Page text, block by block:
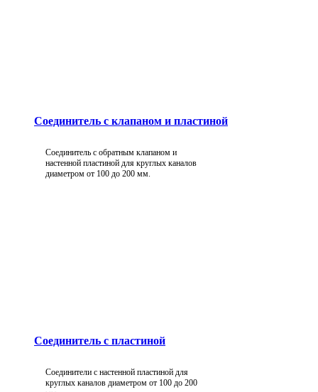
Соединитель с клапаном и пластиной
Соединитель с обратным клапаном и
настенной пластиной для круглых каналов
диаметром от 100 до 200 мм.
Соединитель с пластиной
Соединители с настенной пластиной для
круглых каналов диаметром от 100 до 200